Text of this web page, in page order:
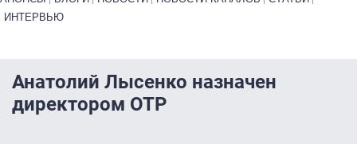
ИНТЕРВЬЮ
Анатолий Лысенко назначен
директором ОТР